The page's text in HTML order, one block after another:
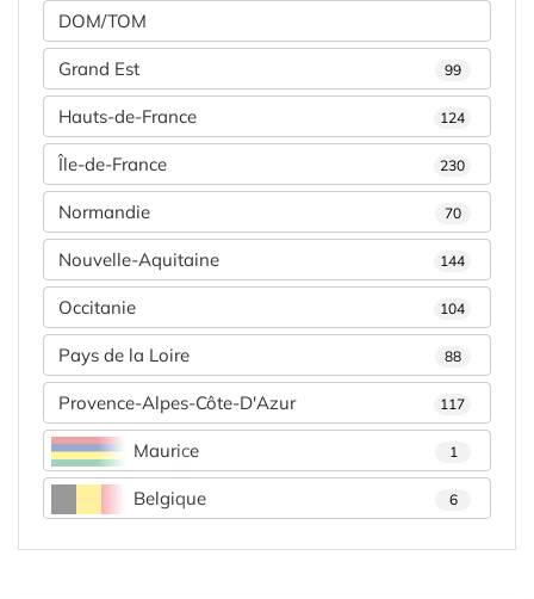
DOM/TOM
Grand Est 99
Hauts-de-France 124
Île-de-France 230
Normandie 70
Nouvelle-Aquitaine 144
Occitanie 104
Pays de la Loire 88
Provence-Alpes-Côte-D'Azur 117
Maurice 1
Belgique 6